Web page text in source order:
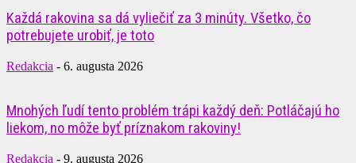
Každá rakovina sa dá vyliečiť za 3 minúty. Všetko, čo
potrebujete urobiť, je toto
Redakcia - 6. augusta 2026
Mnohých ľudí tento problém trápi každý deň: Potláčajú ho
liekom, no môže byť príznakom rakoviny!
Redakcia - 9. augusta 2026